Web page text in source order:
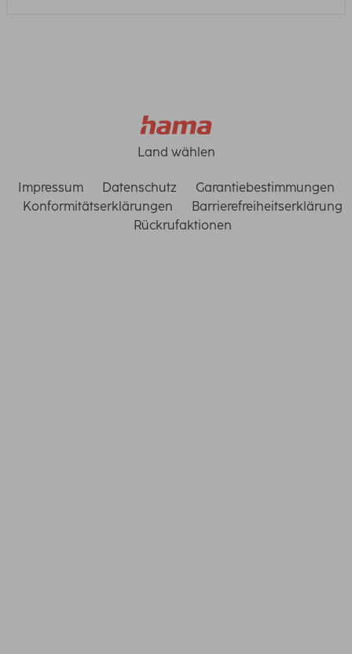
Land wählen
Impressum Datenschutz
Garantiebestimmungen
Konformitätserklärungen
Barrierefreiheitserklärung
Rückrufaktionen